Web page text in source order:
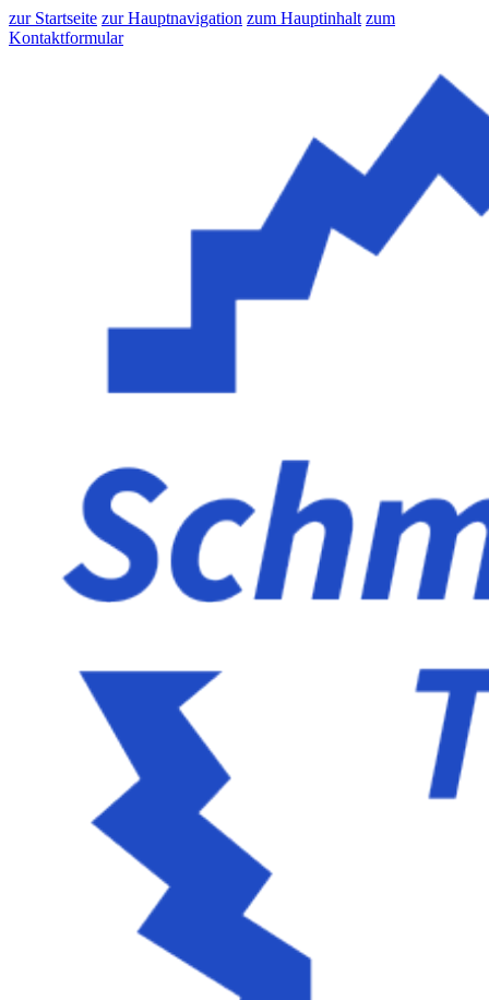
zur Startseite zur Hauptnavigation zum Hauptinhalt zum
Kontaktformular